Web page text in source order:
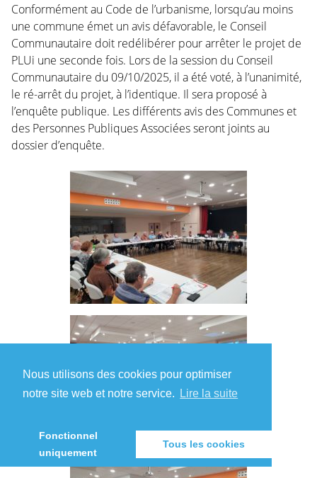
Nous utilisons des cookies pour optimiser
notre site web et notre service.
Lire la suite
Fonctionnel
uniquement
Tous les cookies
Conformément au Code de l’urbanisme, lorsqu’au moins
une commune émet un avis défavorable, le Conseil
Communautaire doit redélibérer pour arrêter le projet de
PLUi une seconde fois. Lors de la session du Conseil
Communautaire du 09/10/2025, il a été voté, à l’unanimité,
le ré-arrêt du projet, à l’identique. Il sera proposé à
l’enquête publique. Les différents avis des Communes et
des Personnes Publiques Associées seront joints au
dossier d’enquête.